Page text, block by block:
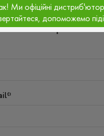
комментариев
комментарий
Ми офіційні
допоможемо